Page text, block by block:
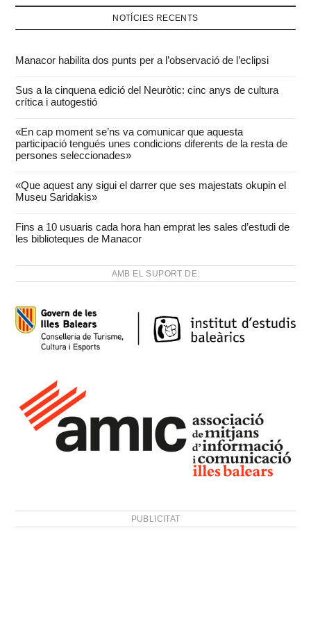
NOTÍCIES RECENTS
Manacor habilita dos punts per a l’observació de l’eclipsi
Sus a la cinquena edició del Neuròtic: cinc anys de cultura
crítica i autogestió
«En cap moment se’ns va comunicar que aquesta
participació tengués unes condicions diferents de la resta de
persones seleccionades»
«Que aquest any sigui el darrer que ses majestats okupin el
Museu Saridakis»
Fins a 10 usuaris cada hora han emprat les sales d’estudi de
les biblioteques de Manacor
AMB EL SUPORT DE:
PUBLICITAT